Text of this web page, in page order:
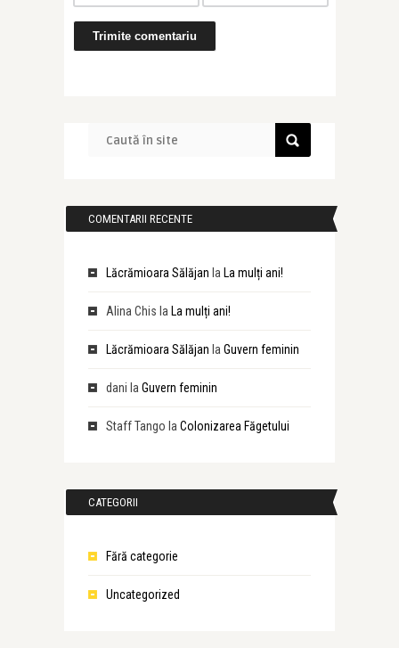
COMENTARII RECENTE
Lăcrămioara Sălăjan la La mulți ani!
Alina Chis la La mulți ani!
Lăcrămioara Sălăjan la Guvern feminin
dani la Guvern feminin
Staff Tango la Colonizarea Făgetului
CATEGORII
Fără categorie
Uncategorized